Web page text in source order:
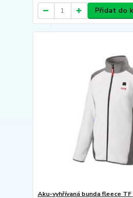
Přidat do
Aku-vyhřívaná bunda fleece